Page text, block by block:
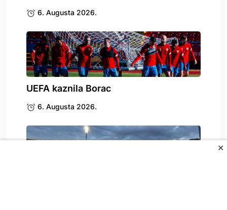
✕
6. Augusta 2026.
UEFA kaznila Borac
6. Augusta 2026.